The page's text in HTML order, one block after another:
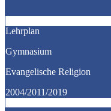
Lehrplan
Gymnasium
Evangelische Religion
2004/2011/2019